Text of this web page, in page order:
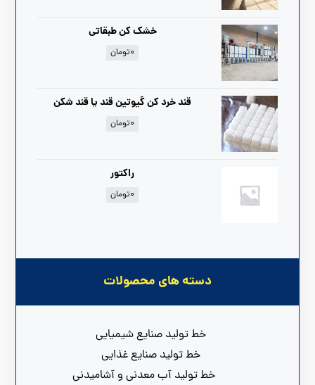
خشک کن طبقاتی
۰تومان
قند خرد کن گیوتین قند یا قند شکن
۰تومان
راکتور
۰تومان
دسته های محصولات
خط تولید صنایع شیمیایی
خط تولید صنایع غذایی
خط تولید آب معدنی و آشامیدنی